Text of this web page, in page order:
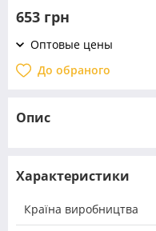
653 грн
Оптовые цены
До обраного
Опис
Характеристики
Країна виробництва